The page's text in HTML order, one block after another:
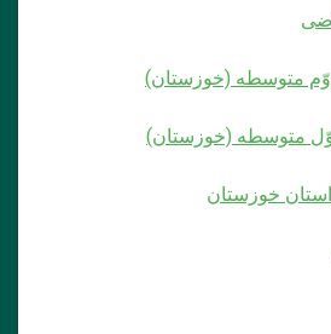
متوسطه (خوزستان)
متوسطه (خوزستان)
خوزستان